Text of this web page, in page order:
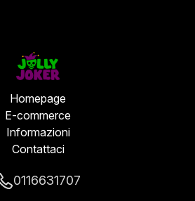
Homepage
E-commerce
Informazioni
Contattaci
0116631707